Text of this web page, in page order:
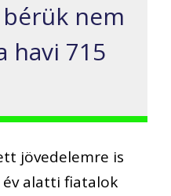
nem
havi 715
jövedelemre is
év alatti fiatalok